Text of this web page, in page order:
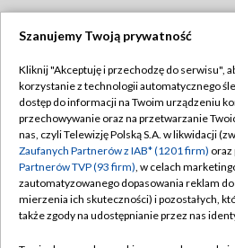
TVP
Abonament TVP
Emisja w TVP
Centrum informacji TVP
Naziemna Telewizja Cyfrowa
Regulamin
Polityka
Moje
Pomoc
Szanujemy Twoją prywatność
Kliknij "Akceptuję i przechodzę do serwisu",
korzystanie z technologii automatycznego
dostęp do informacji na Twoim urządzeniu
przechowywanie oraz na przetwarzanie
nas, czyli Telewizję Polską S.A. w likwidacji
Zaufanych Partnerów z IAB* (1201 firm) oraz
Partnerów TVP (93 firm), w celach
zautomatyzowanego dopasowania reklam
mierzenia ich skuteczności) i pozostałych,
także zgody na udostępnianie przez nas